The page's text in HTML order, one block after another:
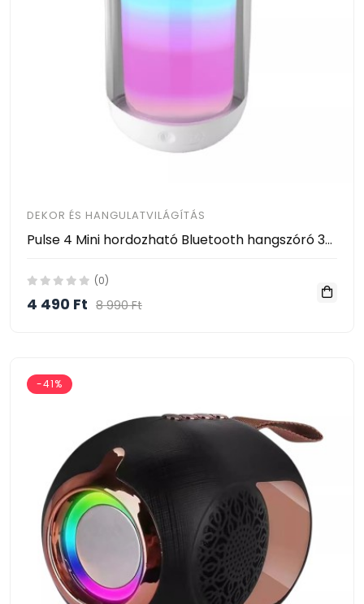
DEKOR ÉS HANGULATVILÁGÍTÁS
Pulse 4 Mini hordozható Bluetooth hangszóró 360 fokos térhatású hanggal
(0)
4 490 Ft 8 990 Ft
-41%